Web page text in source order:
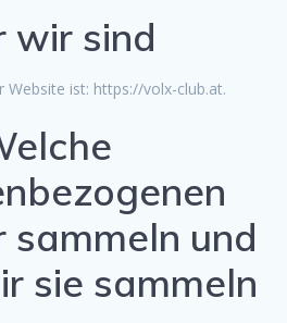
wir sind
Website ist: https://volx-club.at.
sammeln und
sie sammeln